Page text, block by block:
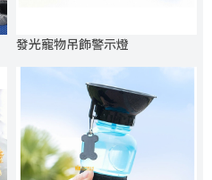
發光寵物吊飾警示燈